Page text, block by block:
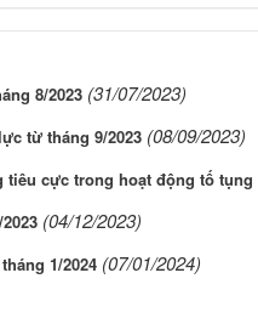
8/2023 (31/07/2023)
từ tháng 9/2023 (08/09/2023)
tiêu cực trong hoạt động tố tụng
(04/12/2023)
1/2024 (07/01/2024)